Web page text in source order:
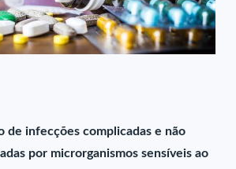
de infecções complicadas e não
por microrganismos sensíveis ao